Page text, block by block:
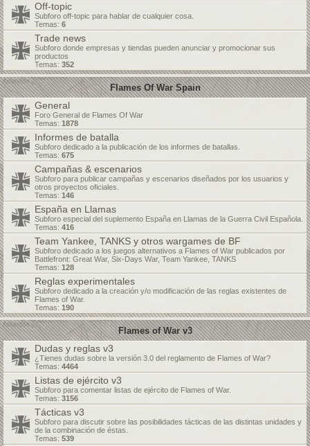
Off-topic
Subforo off-topic para hablar de cualquier cosa.
Temas: 6
Trade news
Subforo donde empresas y tiendas pueden anunciar y promocionar sus
productos
Temas: 352
Flames Of War Spain
General
Foro General de Flames Of War
Temas: 1878
Informes de batalla
Subforo dedicado a la publicación de los informes de batallas.
Temas: 675
Campañas & escenarios
Subforo para publicar campañas y escenarios diseñados por los usuarios y
otros proyectos oficiales.
Temas: 146
España en Llamas
Subforo especial del suplemento España en Llamas de la Guerra Civil Española.
Temas: 416
Team Yankee, TANKS y otros wargames de BF
Subforo dedicado a los juegos alternativos a Flames of War publicados por
Battlefront: Great War, Six-Days War, Team Yankee, TANKS
Temas: 128
Reglas experimentales
Subforo dedicado a la creación y/o modificación de las reglas existentes de
Flames of War.
Temas: 190
Flames of War v3
Dudas y reglas v3
¿Tienes dudas sobre la versión 3.0 del reglamento de Flames of War?
Temas: 4464
Listas de ejército v3
Subforo para comentar listas de ejército de Flames of War.
Temas: 3156
Tácticas v3
Subforo para discutir sobre las posibilidades tácticas de las distintas unidades y
de la combinación de éstas.
Temas: 539